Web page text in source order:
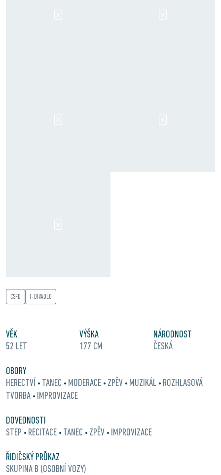
CSFD I-DIVADLO
VĚK
52 LET
VÝŠKA
177 CM
NÁRODNOST
ČESKÁ
OBORY
HERECTVÍ • TANEC • MODERACE • ZPĚV • MUZIKÁL • ROZHLASOVÁ
TVORBA • IMPROVIZACE
DOVEDNOSTI
STEP • RECITACE • TANEC • ZPĚV • IMPROVIZACE
ŘIDIČSKÝ PRŮKAZ
SKUPINA B (OSOBNÍ VOZY)